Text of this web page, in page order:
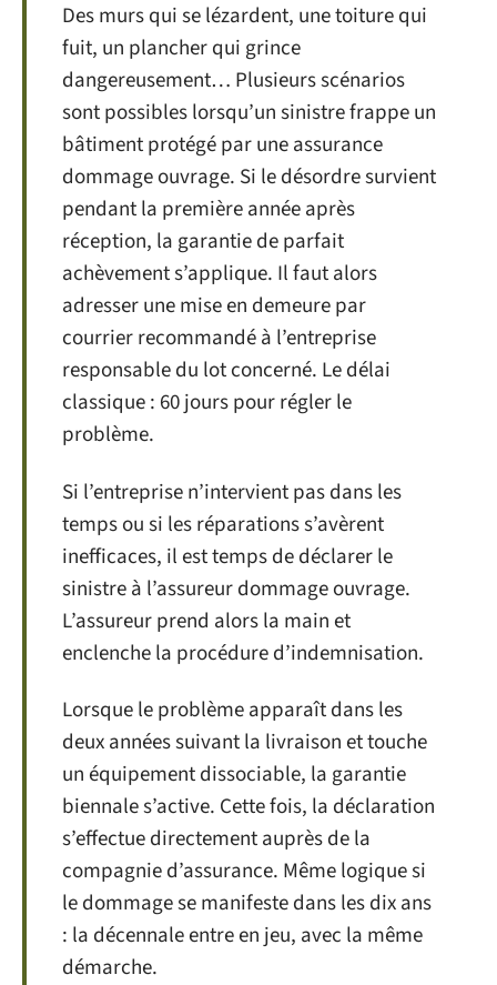
Des murs qui se lézardent, une toiture qui
fuit, un plancher qui grince
dangereusement… Plusieurs scénarios
sont possibles lorsqu’un sinistre frappe un
bâtiment protégé par une assurance
dommage ouvrage. Si le désordre survient
pendant la première année après
réception, la garantie de parfait
achèvement s’applique. Il faut alors
adresser une mise en demeure par
courrier recommandé à l’entreprise
responsable du lot concerné. Le délai
classique : 60 jours pour régler le
problème.
Si l’entreprise n’intervient pas dans les
temps ou si les réparations s’avèrent
inefficaces, il est temps de déclarer le
sinistre à l’assureur dommage ouvrage.
L’assureur prend alors la main et
enclenche la procédure d’indemnisation.
Lorsque le problème apparaît dans les
deux années suivant la livraison et touche
un équipement dissociable, la garantie
biennale s’active. Cette fois, la déclaration
s’effectue directement auprès de la
compagnie d’assurance. Même logique si
le dommage se manifeste dans les dix ans
: la décennale entre en jeu, avec la même
démarche.